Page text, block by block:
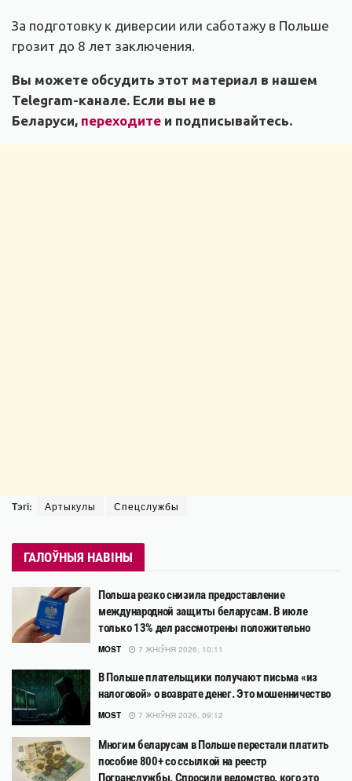
За подготовку к диверсии или саботажу в Польше
грозит до 8 лет заключения.
Вы можете обсудить этот материал в нашем
Telegram-канале. Если вы не в
Беларуси, переходите и подписывайтесь.
Тэгі: Артыкулы Спецслужбы
ГАЛОЎНЫЯ НАВІНЫ
Польша резко снизила предоставление
международной защиты беларусам. В июле
только 13% дел рассмотрены положительно
MOST 7 ЖНІЎНЯ 2026, 10:11
В Польше плательщики получают письма «из
налоговой» о возврате денег. Это мошенничество
MOST 7 ЖНІЎНЯ 2026, 09:12
Многим беларусам в Польше перестали платить
пособие 800+ со ссылкой на реестр
Погранслужбы. Спросили ведомство, кого это